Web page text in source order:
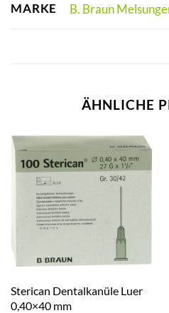
MARKE B. Braun
ÄHNLICHE
Sterican Dentalkanüle Luer
0,40×40 mm